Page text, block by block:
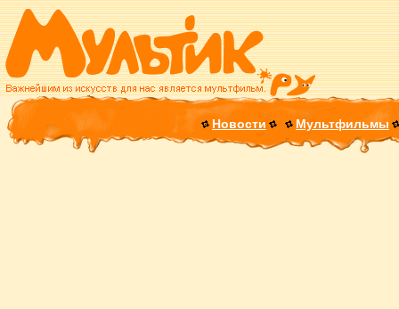
Новости Мультфильмы